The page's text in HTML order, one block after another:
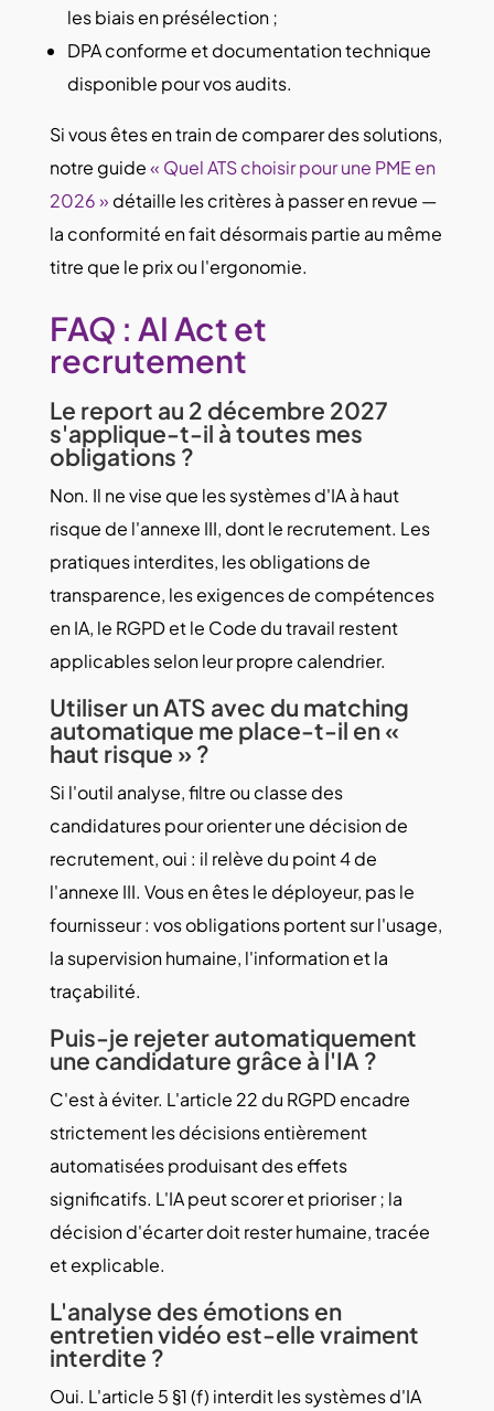
les biais en présélection ;
DPA conforme et documentation technique
disponible pour vos audits.
Si vous êtes en train de comparer des solutions,
notre guide« Quel ATS choisir pour une PME en
2026 » détaille les critères à passer en revue —
la conformité en fait désormais partie au même
titre que le prix ou l'ergonomie.
FAQ : AI Act et
recrutement
Le report au 2 décembre 2027
s'applique-t-il à toutes mes
obligations ?
Non. Il ne vise que les systèmes d'IA à haut
risque de l'annexe III, dont le recrutement. Les
pratiques interdites, les obligations de
transparence, les exigences de compétences
en IA, le RGPD et le Code du travail restent
applicables selon leur propre calendrier.
Utiliser un ATS avec du matching
automatique me place-t-il en «
haut risque » ?
Si l'outil analyse, filtre ou classe des
candidatures pour orienter une décision de
recrutement, oui : il relève du point 4 de
l'annexe III. Vous en êtes le déployeur, pas le
fournisseur : vos obligations portent sur l'usage,
la supervision humaine, l'information et la
traçabilité.
Puis-je rejeter automatiquement
une candidature grâce à l'IA ?
C'est à éviter. L'article 22 du RGPD encadre
strictement les décisions entièrement
automatisées produisant des effets
significatifs. L'IA peut scorer et prioriser ; la
décision d'écarter doit rester humaine, tracée
et explicable.
L'analyse des émotions en
entretien vidéo est-elle vraiment
interdite ?
Oui. L'article 5 §1 (f) interdit les systèmes d'IA